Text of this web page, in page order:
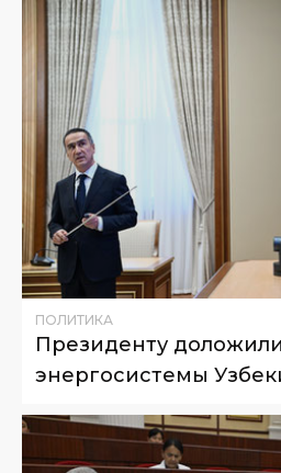
ПОЛИТИКА
Президенту
энергосистемы